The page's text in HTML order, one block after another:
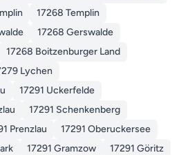
17268 Templin
17268 Gerswalde
17268 Boitzenburger Land
Lychen
17291 Uckerfelde
17291 Schenkenberg
Prenzlau
17291 Oberuckersee
17291 Gramzow
17291 Göritz